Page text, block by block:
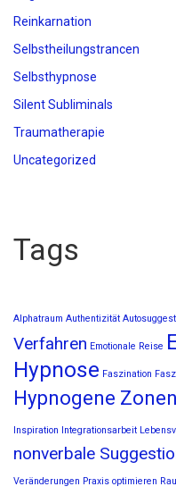
Reinkarnation
Selbstheilungstrancen
Selbsthypnose
Silent Subliminals
Traumatherapie
Uncategorized
Tags
Alphatraum Authentizität
Verfahren Emotionale Reise
Hypnose Faszination
Hypnogene Zonen
Inspiration Integrationsarbeit
nonverbale
Veränderungen Praxis optimieren